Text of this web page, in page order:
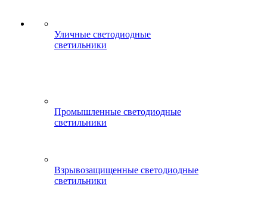
Уличные светодиодные
светильники
Промышленные светодиодные
светильники
Взрывозащищенные светодиодные
светильники